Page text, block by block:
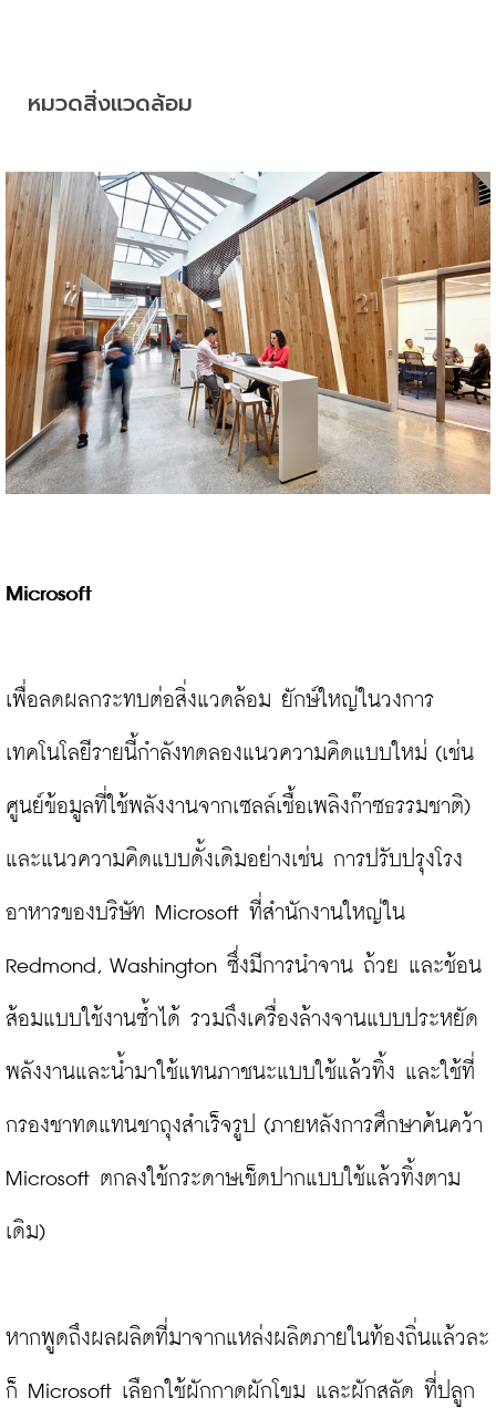
หมวดสิ่งแวดล้อม
Microsoft
เพื่อลดผลกระทบต่อสิ่งแวดล้อม ยักษ์ใหญ่ในวงการ
เทคโนโลยีรายนี้กำลังทดลองแนวความคิดแบบใหม่ (เช่น
ศูนย์ข้อมูลที่ใช้พลังงานจากเซลล์เชื้อเพลิงก๊าซธรรมชาติ)
และแนวความคิดแบบดั้งเดิมอย่างเช่น การปรับปรุงโรง
อาหารของบริษัท Microsoft ที่สำนักงานใหญ่ใน
Redmond, Washington ซึ่งมีการนำจาน ถ้วย และช้อน
ส้อมแบบใช้งานซ้ำได้ รวมถึงเครื่องล้างจานแบบประหยัด
พลังงานและน้ำมาใช้แทนภาชนะแบบใช้แล้วทิ้ง และใช้ที่
กรองชาทดแทนชาถุงสำเร็จรูป (ภายหลังการศึกษาค้นคว้า
Microsoft ตกลงใช้กระดาษเช็ดปากแบบใช้แล้วทิ้งตาม
เดิม)
หากพูดถึงผลผลิตที่มาจากแหล่งผลิตภายในท้องถิ่นแล้วละ
ก็ Microsoft เลือกใช้ผักกาดผักโขม และผักสลัด ที่ปลูก